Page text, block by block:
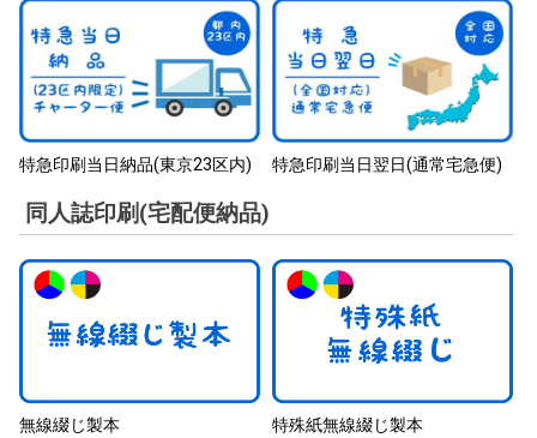
特急印刷当日納品(東京23区内) 特急印刷当日翌日(通常宅急便)
同人誌印刷(宅配便納品)
無線綴じ製本 特殊紙無線綴じ製本